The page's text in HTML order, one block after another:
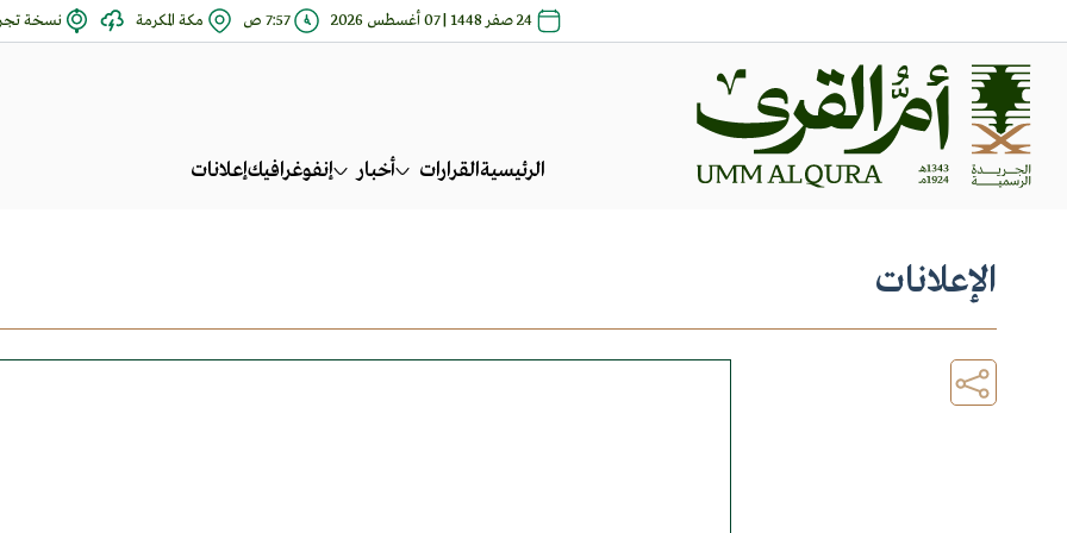
24 صفر 1448 | 07 أغسطس 2026 7:57 ص مكة المكرمة نسخة
الرئيسيةالقرارات أخبار إنفوغرافيكإعلانات
الإعلانات